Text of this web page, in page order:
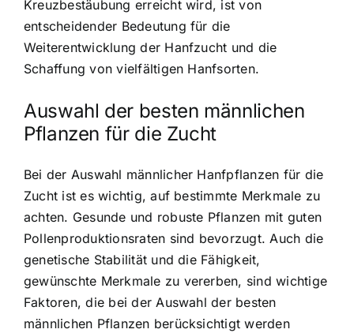
Kreuzbestäubung erreicht wird, ist von
entscheidender Bedeutung für die
Weiterentwicklung der Hanfzucht und die
Schaffung von vielfältigen Hanfsorten.
Auswahl der besten männlichen
Pflanzen für die Zucht
Bei der Auswahl männlicher Hanfpflanzen für die
Zucht ist es wichtig, auf bestimmte Merkmale zu
achten. Gesunde und robuste Pflanzen mit guten
Pollenproduktionsraten sind bevorzugt. Auch die
genetische Stabilität und die Fähigkeit,
gewünschte Merkmale zu vererben, sind wichtige
Faktoren, die bei der Auswahl der besten
männlichen Pflanzen berücksichtigt werden